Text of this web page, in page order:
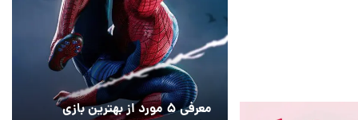
معرفی ۵ مورد از بهترین بازی